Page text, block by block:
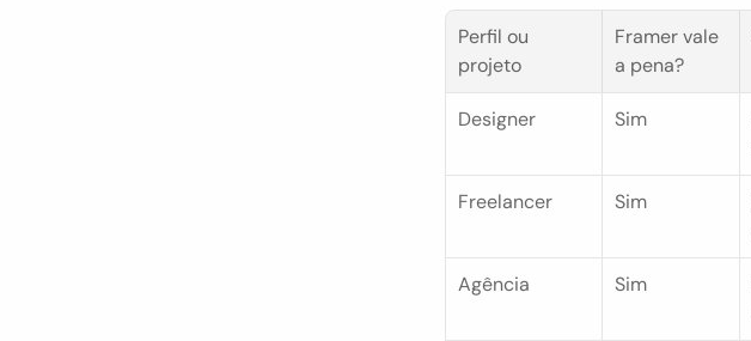
Perfil ou
projeto
Framer vale
a pena?
Designer Sim
Freelancer Sim
Agência Sim